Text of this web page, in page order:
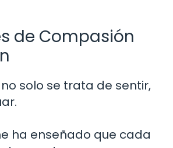
de Compasión
solo se trata de sentir,
ha enseñado que cada